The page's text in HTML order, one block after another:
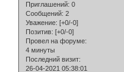
Приглашений: 0
Сообщений: 2
Уважение: [+0/-0]
Позитив: [+0/-0]
Провел на форуме:
4 минуты
Последний визит:
26-04-2021 05:38:01